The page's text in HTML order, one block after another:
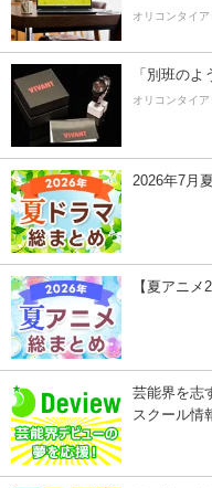
オリコンタイ
「別班の
オリコンタイ
2026年7月
【夏アニ
芸能界を志
スクール情